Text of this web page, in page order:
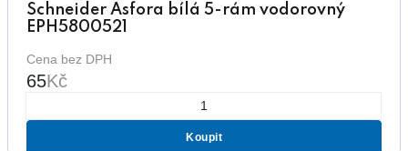
Schneider Asfora bílá 5-rám vodorovný
EPH5800521
Cena bez DPH
65Kč
Koupit